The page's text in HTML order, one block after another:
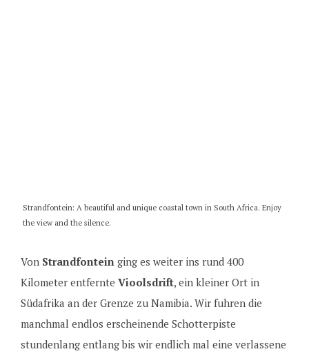
Strandfontein: A beautiful and unique coastal town in South Africa. Enjoy
the view and the silence.
Von Strandfontein ging es weiter ins rund 400
Kilometer entfernte Vioolsdrift, ein kleiner Ort in
Südafrika an der Grenze zu Namibia. Wir fuhren die
manchmal endlos erscheinende Schotterpiste
stundenlang entlang bis wir endlich mal eine verlassene